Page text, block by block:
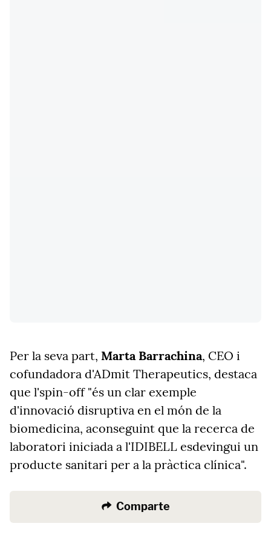
Per la seva part, Marta Barrachina, CEO i
cofundadora d'ADmit Therapeutics, destaca
que l'spin-off "és un clar exemple
d'innovació disruptiva en el món de la
biomedicina, aconseguint que la recerca de
laboratori iniciada a l'IDIBELL esdevingui un
producte sanitari per a la pràctica clínica".
Comparte